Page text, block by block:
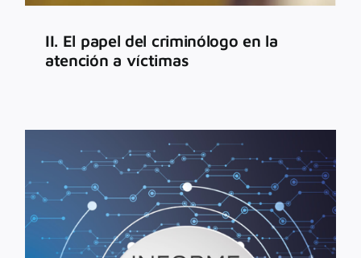
II. El papel del criminólogo en la
atención a víctimas